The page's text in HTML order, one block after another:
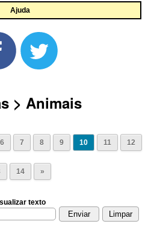
Ajuda
> Animais
6 7 8 9 10 11 12
14 »
texto